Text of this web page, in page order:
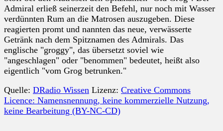
Admiral erließ seinerzeit den Befehl, nur noch mit Wasser
verdünnten Rum an die Matrosen auszugeben. Diese
reagierten promt und nannten das neue, verwässerte
Getränk nach dem Spitznamen des Admirals. Das
englische "groggy", das übersetzt soviel wie
"angeschlagen" oder "benommen" bedeutet, heißt also
eigentlich "vom Grog betrunken."
Quelle: DRadio Wissen Lizenz: Creative Commons
Licence: Namensnennung, keine kommerzielle Nutzung,
keine Bearbeitung (BY-NC-CD)